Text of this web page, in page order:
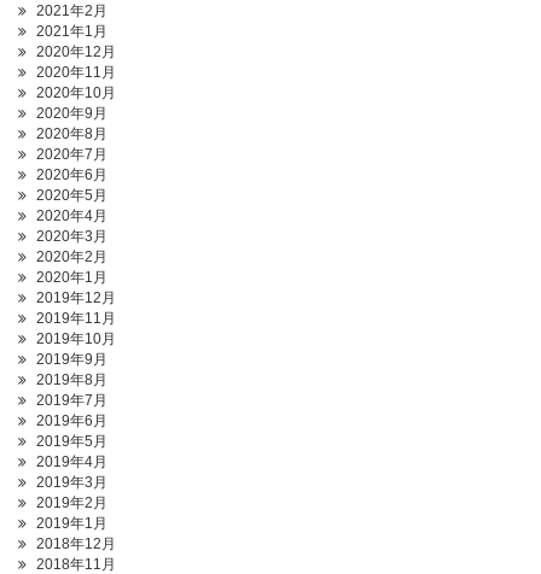
2021年2月
2021年1月
2020年12月
2020年11月
2020年10月
2020年9月
2020年8月
2020年7月
2020年6月
2020年5月
2020年4月
2020年3月
2020年2月
2020年1月
2019年12月
2019年11月
2019年10月
2019年9月
2019年8月
2019年7月
2019年6月
2019年5月
2019年4月
2019年3月
2019年2月
2019年1月
2018年12月
2018年11月